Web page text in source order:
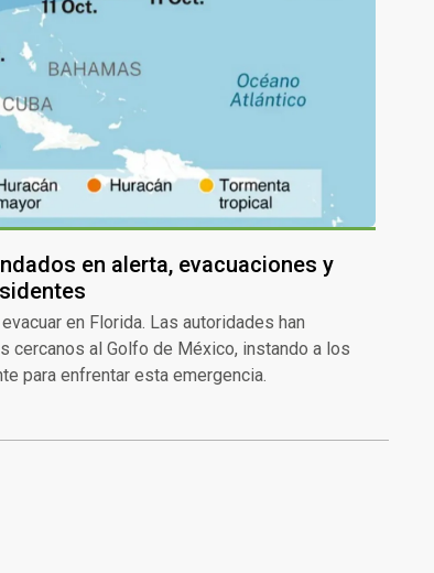
en alerta, evacuaciones y
en Florida. Las autoridades han
cercanos al Golfo de México, instando a los
para enfrentar esta emergencia.